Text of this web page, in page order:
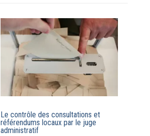
Le contrôle des consultations et
référendums locaux par le juge
administratif